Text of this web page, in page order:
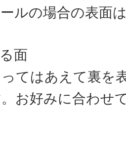
ルの場合の表面
面
てはあえて裏を
お好みに合わせ